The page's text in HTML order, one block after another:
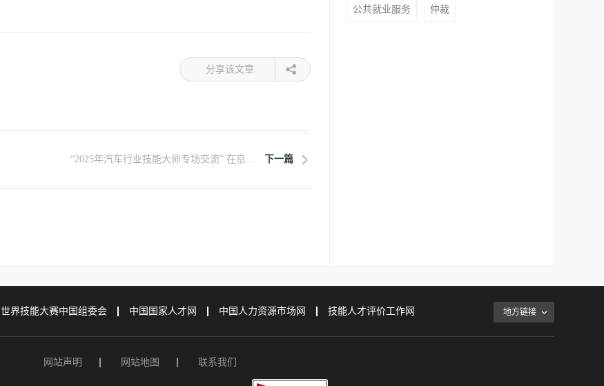
分享该文章
下一篇
“2025年汽车行业技能大师专场交流” 在京...
公共就业服务 仲裁
世界技能大赛中国组委会 中国国家人才网 中国人力资源市场网 技能人才评价工作网 地方链接
网站声明 网站地图 联系我们